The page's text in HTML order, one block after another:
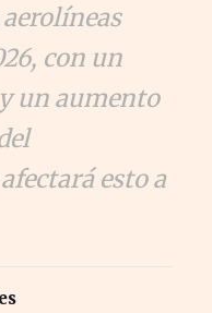
con un
un aumento
esto a